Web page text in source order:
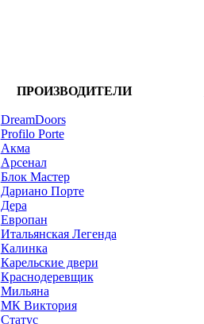
ПРОИЗВОДИТЕЛИ
DreamDoors
Profilo Porte
Акма
Арсенал
Блок Мастер
Дариано Порте
Дера
Европан
Итальянская Легенда
Калинка
Карельские двери
Краснодеревщик
Мильяна
МК Виктория
Статус